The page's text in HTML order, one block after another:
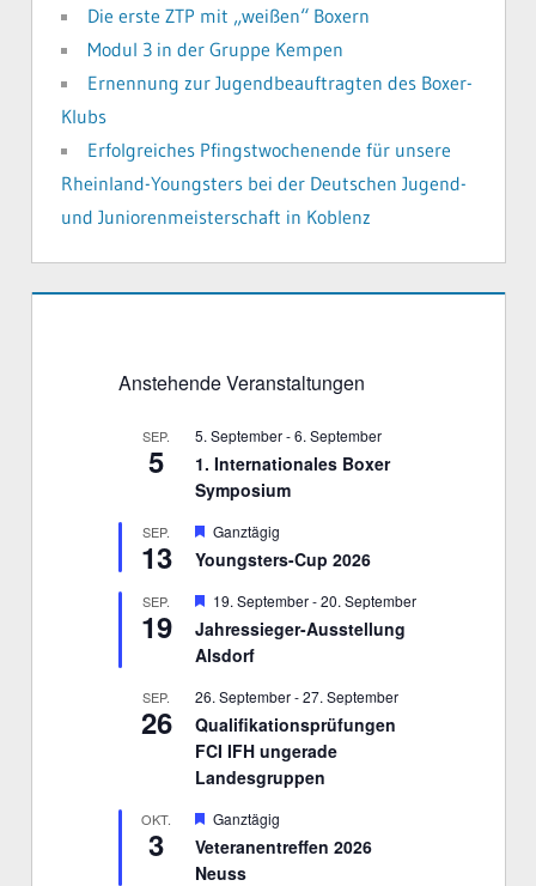
Die erste ZTP mit „weißen“ Boxern
Modul 3 in der Gruppe Kempen
Ernennung zur Jugendbeauftragten des Boxer-
Klubs
Erfolgreiches Pfingstwochenende für unsere
Rheinland-Youngsters bei der Deutschen Jugend-
und Juniorenmeisterschaft in Koblenz
Anstehende Veranstaltungen
SEP.
5
5. September-6. September
1. Internationales Boxer
Symposium
SEP.
13
H
r
o
r
e
o
b
e
n
Ganztägig
Youngsters-Cup 2026
SEP.
19
H
e
r
v
e
h
o
b
e
n
19. September-20. September
Jahressieger-Ausstellung
Alsdorf
SEP.
26
26. September-27. September
Qualifikationsprüfungen
FCI IFH ungerade
Landesgruppen
OKT.
3
H
r
v
Ganztägig
Veteranentreffen 2026
Neuss